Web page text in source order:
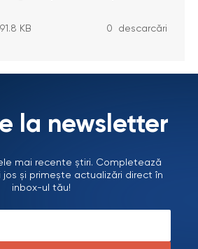
KB 0 descarcări
la newsletter
mai recente știri. Completează
jos și primește actualizări direct în
inbox-ul tău!